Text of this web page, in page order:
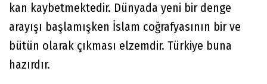
kan kaybetmektedir. Dünyada yeni bir denge
arayışı başlamışken İslam coğrafyasının bir ve
bütün olarak çıkması elzemdir. Türkiye buna
hazırdır.